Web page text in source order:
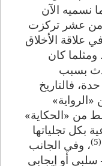
نسميه الآن
عشر تركزت
علاقة الأخلاق
كان
بسبب
فالتاريخ
من «الحكاية»
بكل تجلياتها
(5)
، وفي الجانب
سلبي أو إيجابي